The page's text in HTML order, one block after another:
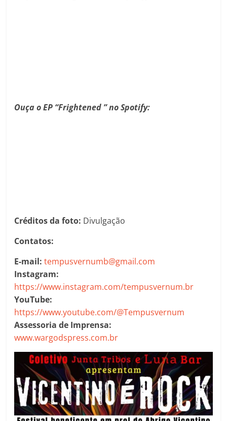
Ouça o EP “Frightened ” no Spotify:
Créditos da foto: Divulgação
Contatos:
E-mail:tempusvernumb@gmail.com
Instagram:
https://www.instagram.com/tempusvernum.br
YouTube:
https://www.youtube.com/@Tempusvernum
Assessoria de Imprensa:
www.wargodspress.com.br